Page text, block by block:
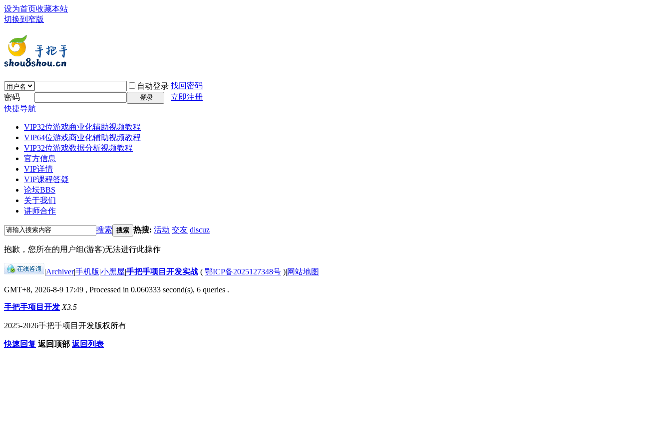
设为首页收藏本站
切换到窄版
自动登录 找回密码
密码
登录
立即注册
快捷导航
VIP32位游戏商业化辅助视频教程
VIP64位游戏商业化辅助视频教程
VIP32位游戏数据分析视频教程
官方信息
VIP详情
VIP课程答疑
论坛BBS
关于我们
讲师合作
搜索 搜索 热搜: 活动 交友 discuz
抱歉，您所在的用户组(游客)无法进行此操作
|Archiver|手机版|小黑屋|手把手项目开发实战 ( 鄂ICP备2025127348号 )|网站地图
GMT+8, 2026-8-9 17:49 , Processed in 0.060333 second(s), 6 queries .
手把手项目开发 X3.5
2025-2026手把手项目开发版权所有
快速回复 返回顶部 返回列表